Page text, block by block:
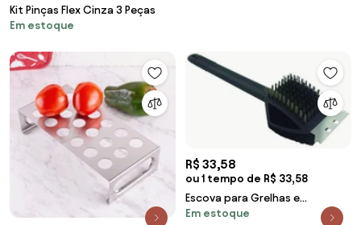
Kit Pinças Flex Cinza 3 Peças
Em estoque
R$ 33,58
ou 1 tempo de R$ 33,58
Escova para Grelhas e
Churrasqueiras
Em estoque